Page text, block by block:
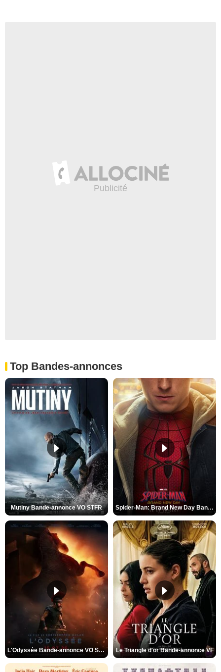
Top Bandes-annonces
Mutiny Bande-annonce VO STFR Spider-Man: Brand New Day Bande-annonce VO STFR
L'Odyssée Bande-annonce VO STFR Le Triangle d'or Bande-annonce VF